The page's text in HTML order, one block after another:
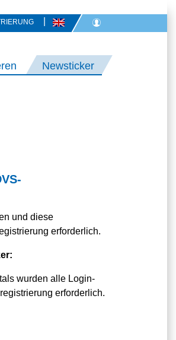
Newsticker
und diese
erforderlich.
wurden alle Login-
erforderlich.